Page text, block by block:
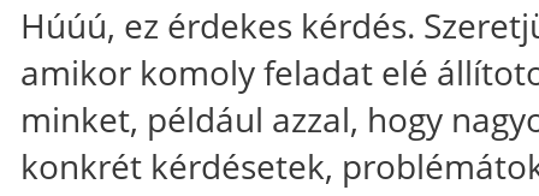
Húúú, ez érdekes kérdés.
amikor komoly feladat elé
minket, például azzal, hogy
konkrét kérdésetek,